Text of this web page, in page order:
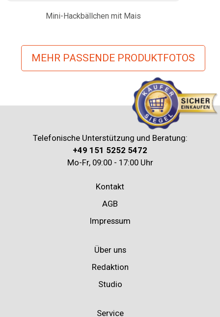
Mini-Hackbällchen mit Mais
MEHR PASSENDE PRODUKTFOTOS
Telefonische Unterstützung und Beratung:
+49 151 5252 5472
Mo-Fr, 09:00 - 17:00 Uhr
Kontakt
AGB
Impressum
Über uns
Redaktion
Studio
Service